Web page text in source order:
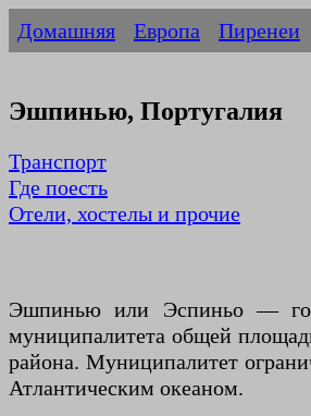
Домашняя Европа Пиренеи
Эшпинью, Португалия
Транспорт
Где поесть
Отели, хостелы и прочие
Эшпинью или Эспиньо —
муниципалитета общей
района. Муниципалитет
Атлантическим океаном.